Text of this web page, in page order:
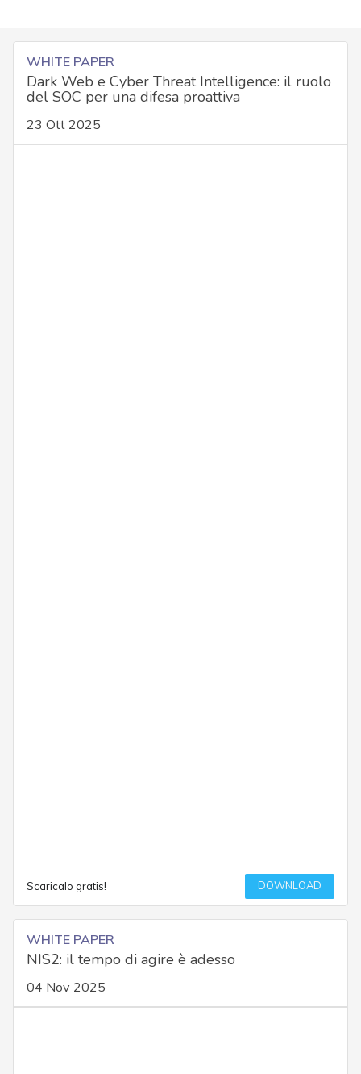
WHITE PAPER
Dark Web e Cyber Threat Intelligence: il ruolo
del SOC per una difesa proattiva
23 Ott 2025
Scaricalo gratis! DOWNLOAD
WHITE PAPER
NIS2: il tempo di agire è adesso
04 Nov 2025